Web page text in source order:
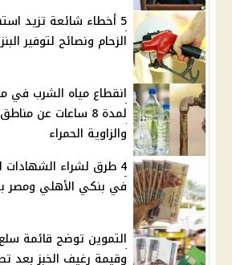
5 أخطاء شائعة تزيد
الزحام ونصائح لتوفير
انقطاع مياه الشرب في
لمدة 8 ساعات عن
والزاوية الحمراء
4 طرق لشراء الشهادات
في بنكي الأهلي ومصر
التموين توضح قائمة
وقيمة رغيف الخبز بعد